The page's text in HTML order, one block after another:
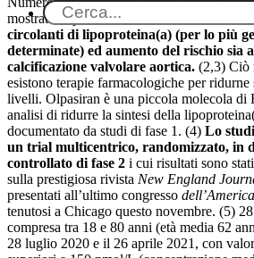
mostrato la presenza di
un’associazione
circolanti di lipoproteina(a) (per lo più
determinate) ed aumento del rischio sia
calcificazione valvolare aortica. (2,3) Ciò
esistono terapie farmacologiche per
livelli. Olpasiran è una piccola molecola
analisi di ridurre la sintesi della
documentato da studi di fase 1. (4) Lo
un trial multicentrico, randomizzato, in
controllato di fase 2 i cui risultati sono
sulla prestigiosa rivista New England
presentati all’ultimo congresso
tenutosi a Chicago questo novembre. (5)
compresa tra 18 e 80 anni (età media 62
28 luglio 2020 e il 26 aprile 2021, con